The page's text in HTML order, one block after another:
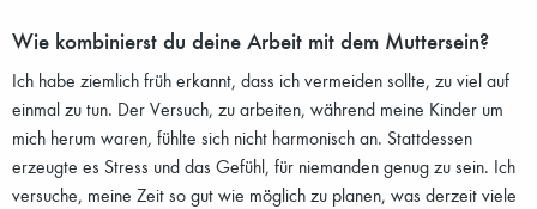
Wie kombinierst du deine Arbeit mit dem Muttersein?
Ich habe ziemlich früh erkannt, dass ich vermeiden sollte, zu viel auf
einmal zu tun. Der Versuch, zu arbeiten, während meine Kinder um
mich herum waren, fühlte sich nicht harmonisch an. Stattdessen
erzeugte es Stress und das Gefühl, für niemanden genug zu sein. Ich
versuche, meine Zeit so gut wie möglich zu planen, was derzeit viele